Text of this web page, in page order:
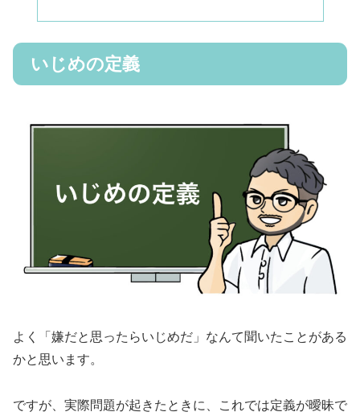
いじめの定義
よく「嫌だと思ったらいじめだ」なんて聞いたことがある
かと思います。
ですが、実際問題が起きたときに、これでは定義が曖昧で